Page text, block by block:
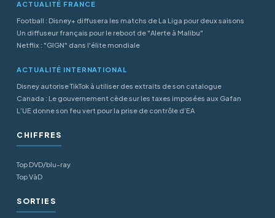
ACTUALITÉ FRANCE
Football : Disney+ diffusera les matchs de La Liga pour deux saisons
Un diffuseur français pour le reboot de "Alerte à Malibu"
Netflix : "GIGN" dans l'élite mondiale
ACTUALITÉ INTERNATIONAL
Disney autorise TikTok à utiliser des extraits de son catalogue
Canada : Le gouvernement cède sur les taxes imposées aux Gafan
L’UE donne son feu vert pour la prise de contrôle d’EA
CHIFFRES
Top DVD/blu-ray
Top VàD
SORTIES